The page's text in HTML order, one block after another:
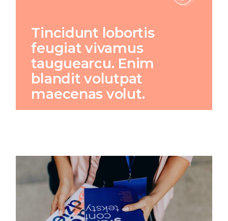
Tincidunt lobortis
feugiat vivamus
tauguearcu. Enim
blandit volutpat
maecenas volut.